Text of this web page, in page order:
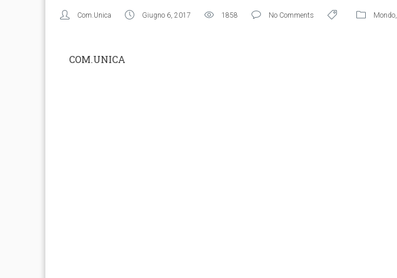
Com.Unica Giugno 6, 2017 1858 No Comments Mondo,
COM.UNICA